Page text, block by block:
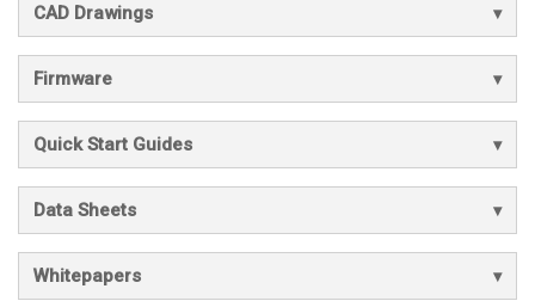
CAD Drawings
Firmware
Quick Start Guides
Data Sheets
Whitepapers